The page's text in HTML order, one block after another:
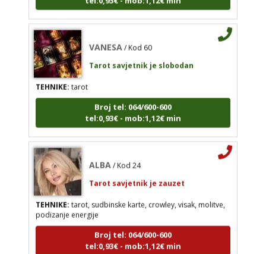
VANESA
/ Kod 60
Tarot savjetnik je slobodan
TEHNIKE:tarot
Broj tel: 064/600-600
tel:0,93€ - mob:1,12€ min
ALBA / Kod 24
Tarot savjetnik je zauzet
TEHNIKE:tarot, sudbinske karte, crowley, visak,
molitve, podizanje energije
Broj tel: 064/600-600
tel:0,93€ - mob:1,12€ min
VANESA
Tarot savjetnik je slobodan
TEHNIKE:tarot
tel:0,93€ - mob:1,12€ min
ALBA
Tarot savjetnik je zauzet
TEHNIKE:tarot, sudbinske karte, crowley, visak, molitve,
podizanje energije
Broj tel: 064/600-600
tel:0,93€ - mob:1,12€ min